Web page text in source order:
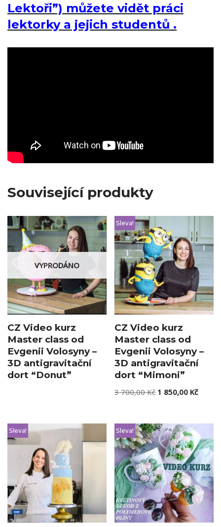
Lektoři”) můžete vidět práci
lektorky a jejich studentů .
Související produkty
VYPRODÁNO
CZ Video kurz
Master class od
Evgenii Volosyny –
3D antigravitační
dort “Donut”
Sleva!
CZ Video kurz
Master class od
Evgenii Volosyny –
3D antigravitační
dort “Mimoni”
3 700,00Kč 1 850,00 Kč
Sleva! Sleva!